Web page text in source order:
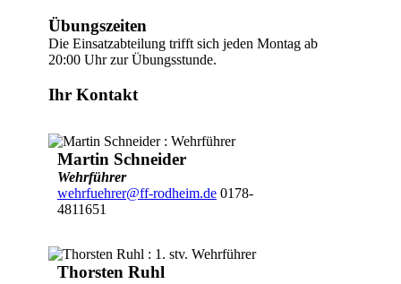
Übungszeiten
Die Einsatzabteilung trifft sich jeden Montag ab
20:00 Uhr zur Übungsstunde.
Ihr Kontakt
Martin Schneider
Wehrführer
wehrfuehrer@ff-rodheim.de0178-
4811651
Thorsten Ruhl